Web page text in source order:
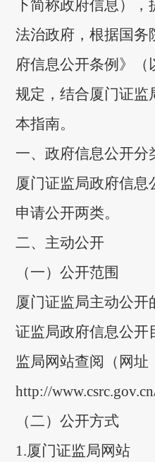
下简称政府信息），
法治政府，根据国务
府信息公开条例》
规定，结合厦门证监
本指南。
一、政府信息公开分
厦门证监局政府信
申请公开两类。
二、主动公开
（一）公开范围
厦门证监局主动公开
证监局政府信息公开
监局网站查阅
（网址
http://
（二）公开方式
1.厦门证监局网站